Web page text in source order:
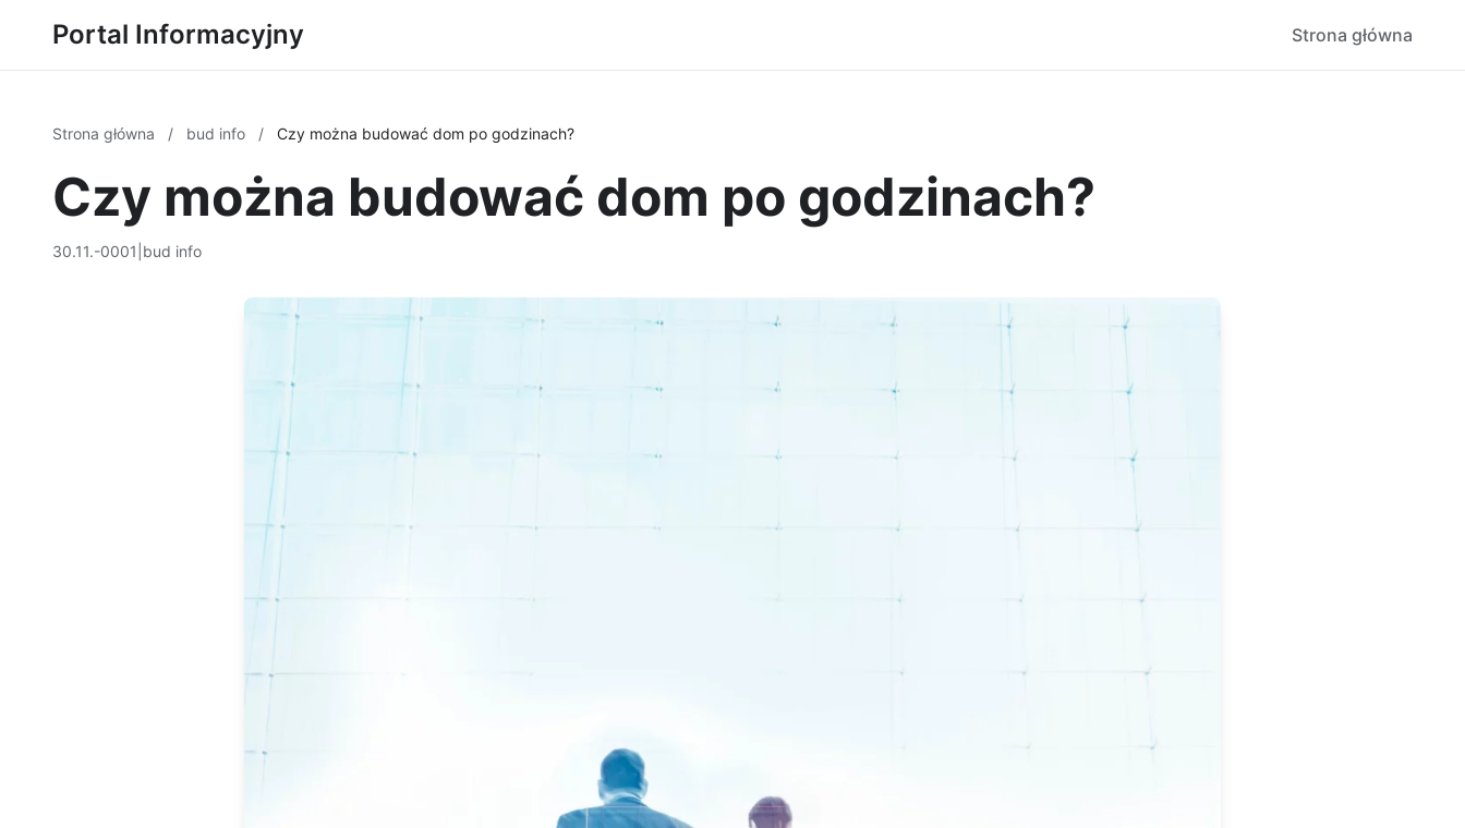
Portal Informacyjny Strona główna
Strona główna / bud info / Czy można budować dom po godzinach?
Czy można budować dom po godzinach?
30.11.-0001 bud info